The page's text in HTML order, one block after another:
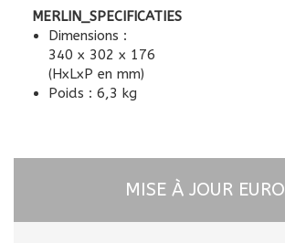
MERLIN_SPECIFICATIES
Dimensions :
340 x 302 x 176
(HxLxP en mm)
Poids : 6,3 kg
MISE À JOUR EURO